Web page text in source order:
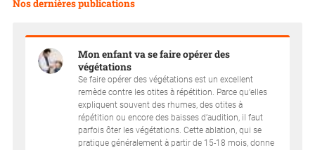
Nos dernières publications
Mon enfant va se faire opérer des
végétations
Se faire opérer des végétations est un excellent
remède contre les otites à répétition. Parce qu’elles
expliquent souvent des rhumes, des otites à
répétition ou encore des baisses d’audition, il faut
parfois ôter les végétations. Cette ablation, qui se
pratique généralement à partir de 15-18 mois, donne